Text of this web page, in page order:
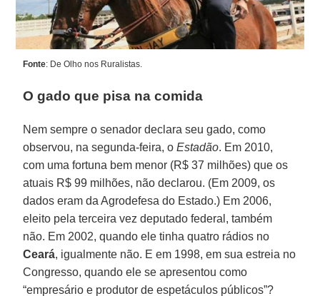
Fonte: De Olho nos Ruralistas.
O gado que pisa na comida
Nem sempre o senador declara seu gado, como
observou, na segunda-feira, oEstadão. Em 2010,
com uma fortuna bem menor (R$ 37 milhões) que os
atuais R$ 99 milhões, não declarou. (Em 2009, os
dados eram da Agrodefesa do Estado.) Em 2006,
eleito pela terceira vez deputado federal, também
não. Em 2002, quando ele tinha quatro rádios no
Ceará, igualmente não. E em 1998, em sua estreia no
Congresso, quando ele se apresentou como
“empresário e produtor de espetáculos públicos”?